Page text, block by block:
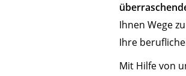
Ihnen Wege
Ihre
Mit Hilfe von